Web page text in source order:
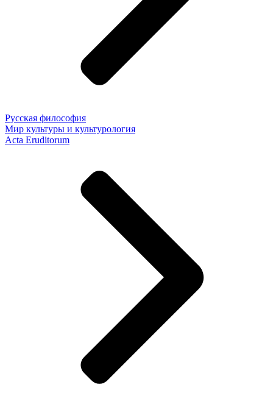
Русская философия
Мир культуры и культурология
Acta Eruditorum